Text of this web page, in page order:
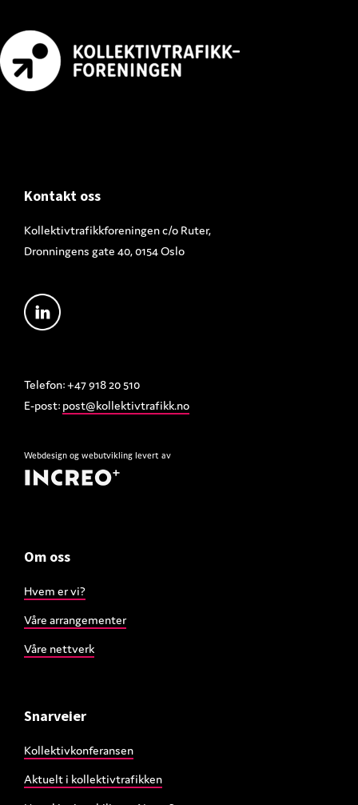
Footer
Kontakt oss
Kollektivtrafikkforeningen c/o Ruter,
Dronningens gate 40, 0154 Oslo
Telefon: +47 918 20 510
E-post: post@kollektivtrafikk.no
Webdesign og webutvikling levert av
Om oss
Hvem er vi?
Våre arrangementer
Våre nettverk
Snarveier
Kollektivkonferansen
Aktuelt i kollektivtrafikken